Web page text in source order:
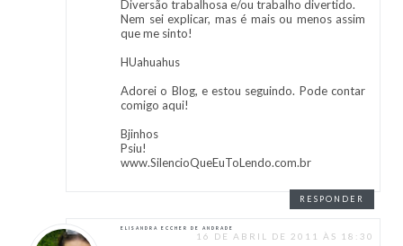
Diversão trabalhosa e/ou trabalho divertido.
Nem sei explicar, mas é mais ou menos assim
que me sinto!
HUahuahus
Adorei o Blog, e estou seguindo. Pode contar
comigo aqui!
Bjinhos
Psiu!
www.SilencioQueEuToLendo.com.br
RESPONDER
ELISANDRA ECCHER DE ANDRADE
16 DE ABRIL DE 2011 ÀS 18:30